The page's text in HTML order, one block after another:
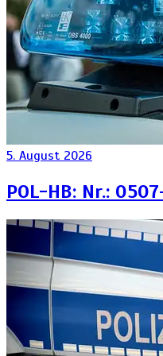
5. August 2026
POL-HB: Nr.: